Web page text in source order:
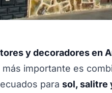
y decoradores en
más importante es
para sol, salitre